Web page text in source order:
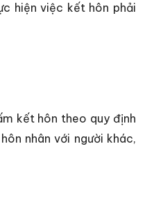
hiện việc kết hôn phải
kết hôn theo quy định
nhân với người khác,